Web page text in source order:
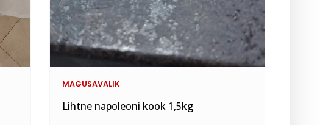
MAGUSAVALIK
Lihtne napoleoni kook 1,5kg